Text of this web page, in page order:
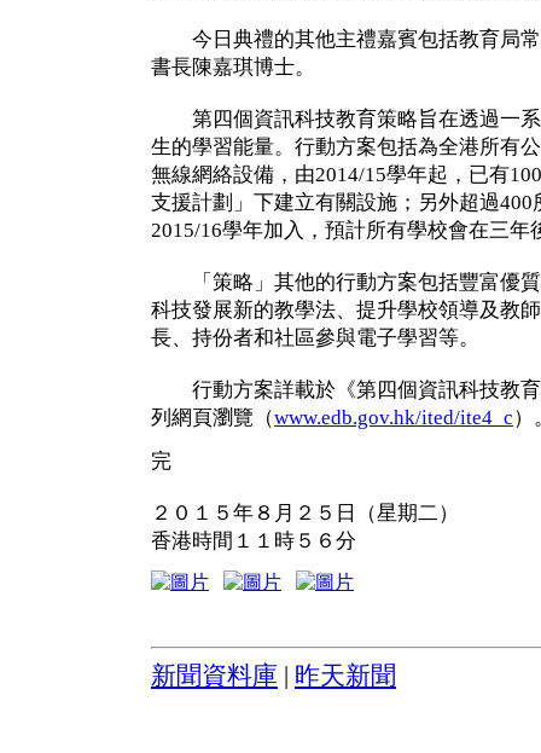
今日典禮的其他主禮嘉賓包括教育局常
書長陳嘉琪博士。
第四個資訊科技教育策略旨在透過一系
生的學習能量。行動方案包括為全港所有
無線網絡設備，由2014/15學年起，已有
支援計劃」下建立有關設施；另外超過
2015/16學年加入，預計所有學校會在三年
「策略」其他的行動方案包括豐富優質
科技發展新的教學法、提升學校領導及教
長、持份者和社區參與電子學習等。
行動方案詳載於《第四個資訊科技教育
列網頁瀏覽（www.edb.gov.hk/ited/ite4_c）
完
２０１５年８月２５日（星期二）
香港時間１１時５６分
新聞資料庫 昨天新聞